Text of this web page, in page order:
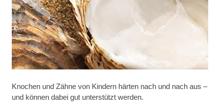
Knochen und Zähne von Kindern härten nach und nach aus –
und können dabei gut unterstützt werden.